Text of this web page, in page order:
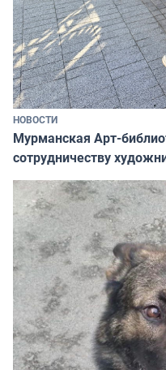
НОВОСТИ
Мурманская Арт-
сотрудничеству